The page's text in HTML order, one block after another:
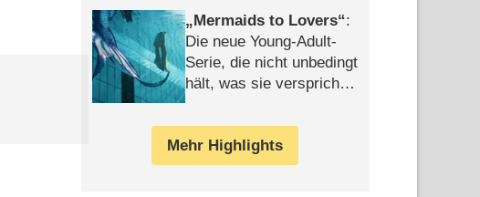
Mermaids to Lovers :
Die neue Young-Adult-
Serie, die nicht unbedingt
hält, was sie verspricht –
Mehr Highlights